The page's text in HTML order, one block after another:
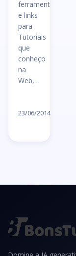
ferramentas
e links
para
Tutoriais
que
conheço
na
Web,…
23/06/2014